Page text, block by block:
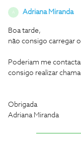
A Adriana Miranda
Boa tarde,
não consigo carregar
Poderiam me
consigo realizar
Obrigada
Adriana Miranda